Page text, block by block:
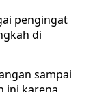
pengingat
di
sampai